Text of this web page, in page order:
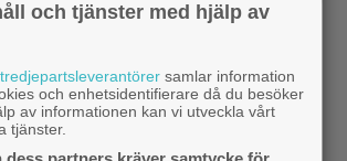
och tjänster med hjälp av
tredjepartsleverantörer samlar information
och enhetsidentifierare då du besöker
av informationen kan vi utveckla vårt
tjänster.